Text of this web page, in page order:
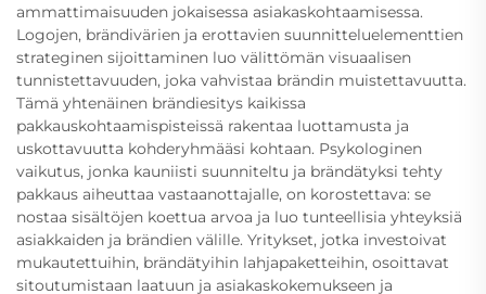
ammattimaisuuden jokaisessa asiakaskohtaamisessa.
Logojen, brändivärien ja erottavien suunnitteluelementtien
strateginen sijoittaminen luo välittömän visuaalisen
tunnistettavuuden, joka vahvistaa brändin muistettavuutta.
Tämä yhtenäinen brändiesitys kaikissa
pakkauskohtaamispisteissä rakentaa luottamusta ja
uskottavuutta kohderyhmääsi kohtaan. Psykologinen
vaikutus, jonka kauniisti suunniteltu ja brändätyksi tehty
pakkaus aiheuttaa vastaanottajalle, on korostettava: se
nostaa sisältöjen koettua arvoa ja luo tunteellisia yhteyksiä
asiakkaiden ja brändien välille. Yritykset, jotka investoivat
mukautettuihin, brändätyihin lahjapaketteihin, osoittavat
sitoutumistaan laatuun ja asiakaskokemukseen ja